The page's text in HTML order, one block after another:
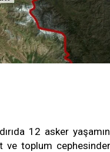
12 asker
ve toplum